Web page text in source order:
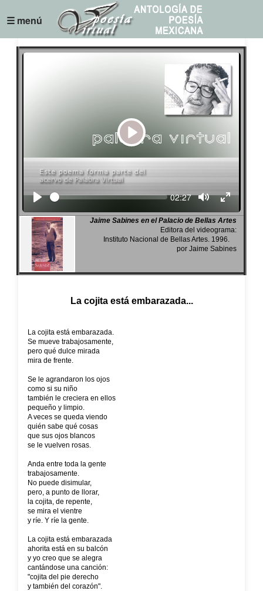
☰ menú
Play
Seek Current
02:27
Jaime Sabines en el Palacio de Bellas Artes
Editora del videograma:
Instituto Nacional de Bellas Artes. 1996.
por Jaime Sabines
La cojita está embarazada...
La cojita está embarazada.
Se mueve trabajosamente,
pero qué dulce mirada
mira de frente.
Se le agrandaron los ojos
como si su niño
también le creciera en ellos
pequeño y limpio.
A veces se queda viendo
quién sabe qué cosas
que sus ojos blancos
se le vuelven rosas.
Anda entre toda la gente
trabajosamente.
No puede disimular,
pero, a punto de llorar,
la cojita, de repente,
se mira el vientre
y ríe. Y ríe la gente.
La cojita está embarazada
ahorita está en su balcón
y yo creo que se alegra
cantándose una canción:
"cojita del pie derecho
y también del corazón".